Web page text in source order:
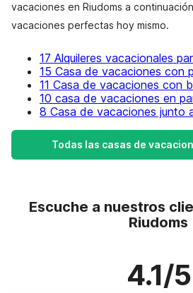
vacaciones en Riudoms a
vacaciones perfectas hoy mismo.
17 Alquileres vacacionales
15 Casa de vacaciones con
11 Casa de vacaciones con
10 casa de vacaciones en
8 Casa de vacaciones junto
Todas las casas de
Escuche a nuestros
Riudoms
4.1/5